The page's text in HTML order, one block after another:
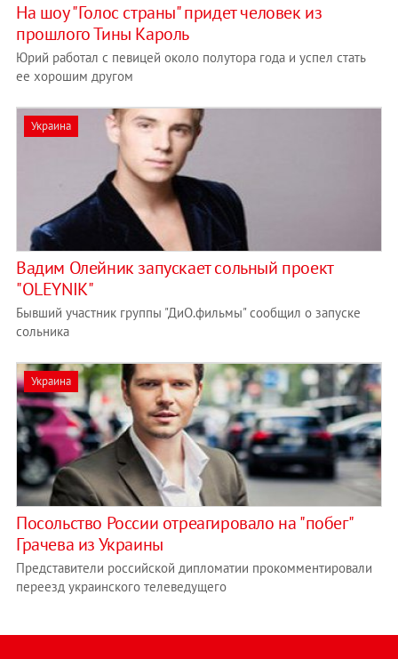
На шоу "Голос страны" придет человек из
прошлого Тины Кароль
Юрий работал с певицей около полутора года и успел стать
ее хорошим другом
Украина
Вадим Олейник запускает сольный проект
"OLEYNIK"
Бывший участник группы "ДиО.фильмы" сообщил о запуске
сольника
Украина
Посольство России отреагировало на "побег"
Грачева из Украины
Представители российской дипломатии прокомментировали
переезд украинского телеведущего